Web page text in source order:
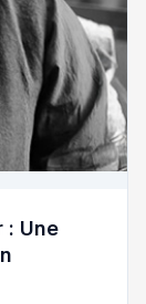
: Une